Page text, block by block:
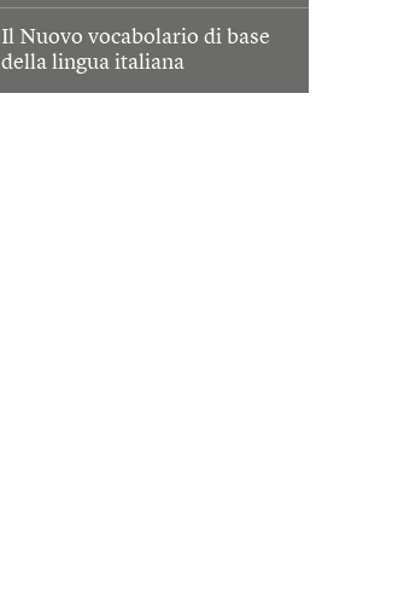
Il Nuovo vocabolario di base
della lingua italiana